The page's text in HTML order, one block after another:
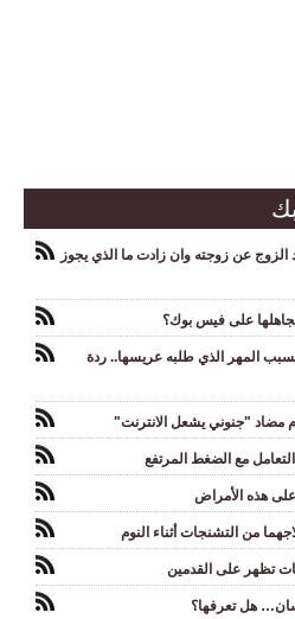
الزوج عن زوجته وان زادت ما الذي يجوز
على فيس بوك؟
المهر الذي طلبه عريسها.. ردة
مضاد "جنوني يشعل الانترنت"
مع الضغط المرتفع
على هذه الأمراض
هل تعرفها؟